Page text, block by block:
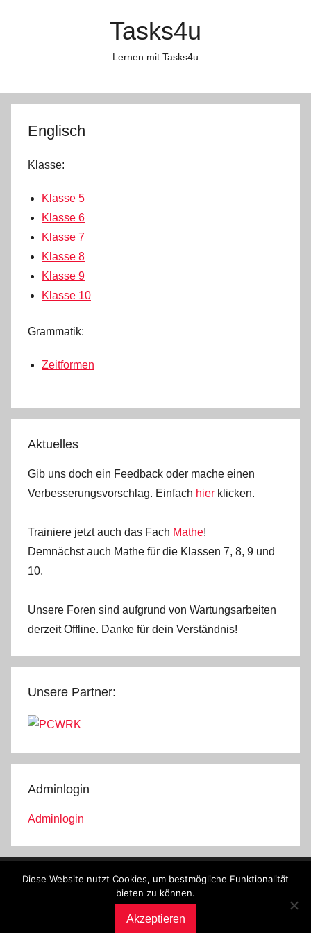
Tasks4u
Lernen mit Tasks4u
Englisch
Klasse:
Klasse 5
Klasse 6
Klasse 7
Klasse 8
Klasse 9
Klasse 10
Grammatik:
Zeitformen
Aktuelles
Gib uns doch ein Feedback oder mache einen
Verbesserungsvorschlag. Einfach hier klicken.
Trainiere jetzt auch das Fach Mathe!
Demnächst auch Mathe für die Klassen 7, 8, 9 und
10.
Unsere Foren sind aufgrund von Wartungsarbeiten
derzeit Offline. Danke für dein Verständnis!
Unsere Partner:
Adminlogin
Adminlogin
© Lernen mit Tasks4u
Impressum Kontakt Datenschutz
↑↑↑
Diese Website nutzt Cookies, um bestmögliche Funktionalität
bieten zu können.
Akzeptieren